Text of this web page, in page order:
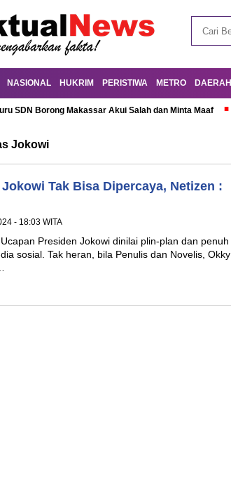
NASIONAL HUKRIM PERISTIWA METRO DAERAH
SDN Borong Makassar Akui Salah dan Minta Maaf
Jokowi
Tak Bisa Dipercaya, Netizen :
- 18:03 WITA
Presiden Jokowi dinilai plin-plan dan penuh
sosial. Tak heran, bila Penulis dan Novelis, Okky